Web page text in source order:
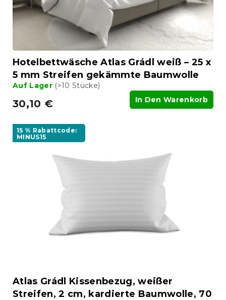
n
go
d
eHotelbettwäsche Atlas Grádl weiß – 25 x
5 mm Streifen gekämmte Baumwolle
Auf Lager (>10 Stücke)
30,10 € In Den Warenkorb
15 % Rabattcode:
MINUS15
Atlas Grádl Kissenbezug, weißer
Streifen, 2 cm, kardierte Baumwolle, 70